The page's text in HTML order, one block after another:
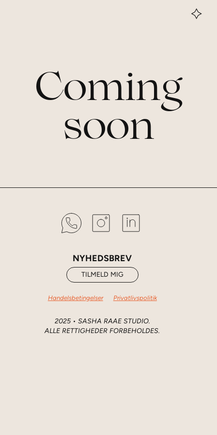
Coming
soon
NYHEDSBREV
TILMELD MIG
Handelsbetingelser Privatlivspolitik
2025 • SASHA RAAE STUDIO.
ALLE RETTIGHEDER FORBEHOLDES.